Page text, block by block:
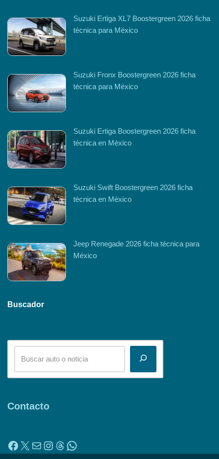
Suzuki Ertiga XL7 Boostergreen 2026 ficha
técnica para México
Suzuki Fronx Boostergreen 2026 ficha
técnica para México
Suzuki Ertiga Boostergreen 2026 ficha
técnica en México
Suzuki Swift Boostergreen 2026 ficha
técnica en México
Jeep Renegade 2026 ficha técnica para
México
Buscador
Contacto